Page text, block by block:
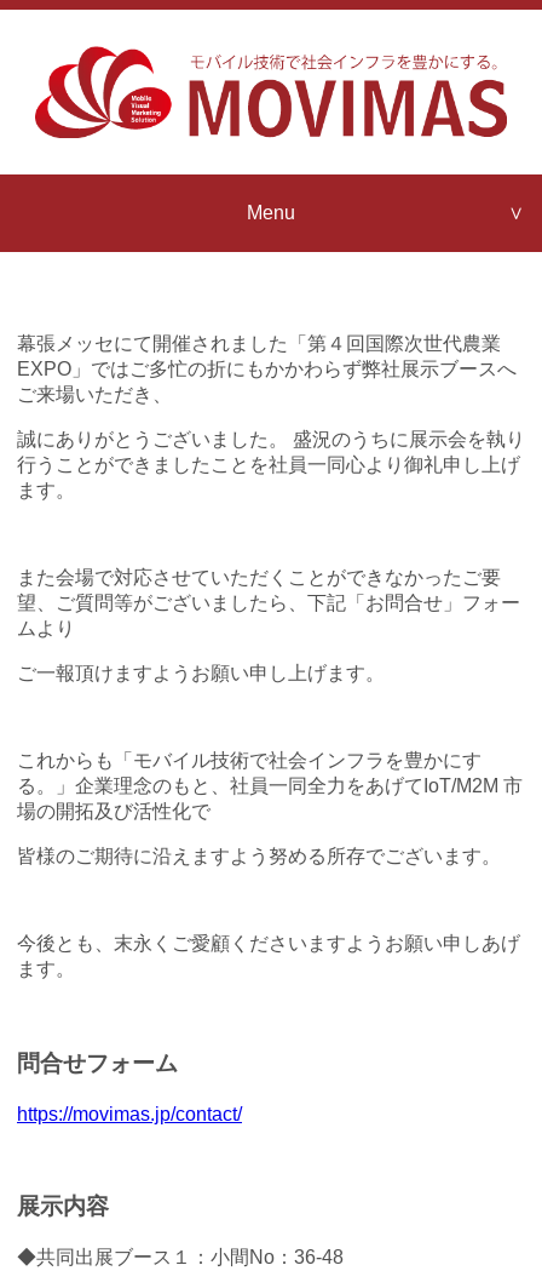
Menu
Contact us
News Release
MOVIMAS
MOVIMAS
IoT Consultant Room
幕張メッセにて開催されました「第４回国際次世代農業
EXPO」ではご多忙の折にもかかわらず弊社展示ブースへ
ご来場いただき、
誠にありがとうございました。 盛況のうちに展示会を執り
行うことができましたことを社員一同心より御礼申し上げ
ます。
また会場で対応させていただくことができなかったご要
望、ご質問等がございましたら、下記「お問合せ」フォー
ムより
ご一報頂けますようお願い申し上げます。
これからも「モバイル技術で社会インフラを豊かにす
る。」企業理念のもと、社員一同全力をあげてIoT/M2M 市
場の開拓及び活性化で
皆様のご期待に沿えますよう努める所存でございます。
今後とも、末永くご愛顧くださいますようお願い申しあげ
ます。
問合せフォーム
https://movimas.jp/contact/
展示内容
◆共同出展ブース１：小間No：36-48